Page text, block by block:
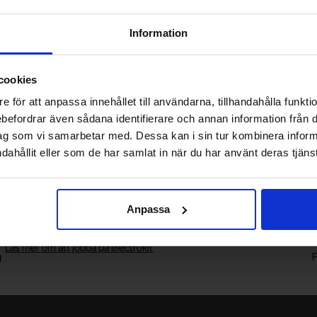
Information
för att anpassa innehållet till användarna, tillhandahålla
även sådana identifierare och annan information från
som vi samarbetar med. Dessa kan i sin tur kombinera
eller som de har samlat in när du har använt deras
Anpassa
25st)
0.55 SEK
Art. nr
4030 7552
Lagervara, 3021 st
tidigare pris
4 SEK
Enhet:
st
+
-
Köp (50 st)
Enhet:
st
+
-
Läs mer om att jobba på electrokit